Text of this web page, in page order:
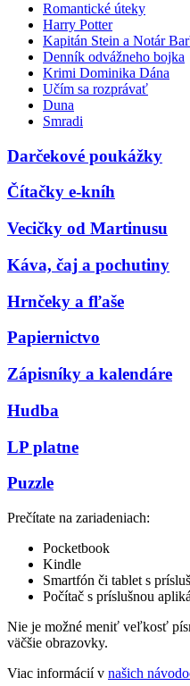
Romantické úteky
Harry Potter
Kapitán Stein a Notár
Denník odvážneho bojka
Krimi Dominika Dána
Učím sa rozprávať
Duna
Smradi
Darčekové poukážky
Čítačky e-kníh
Vecičky od Martinusu
Káva, čaj a pochutiny
Hrnčeky a fľaše
Papiernictvo
Zápisníky a kalendáre
Hudba
LP platne
Puzzle
Prečítate na zariadeniach:
Pocketbook
Kindle
Smartfón či tablet s
Počítač s príslušnou
Nie je možné meniť veľkosť
väčšie obrazovky.
Viac informácií v našich